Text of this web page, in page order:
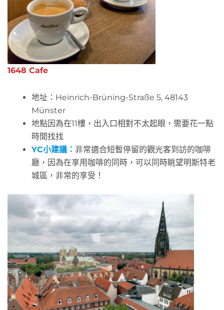
1648 Cafe
地址：Heinrich-Brüning-Straße 5, 48143
Münster
地點因為在11樓，出入口相對不太起眼，需要花一點
時間找找
YC小建議： 非常適合短暫停留的觀光客到訪的咖啡
廳，因為在享用咖啡的同時，可以同時眺望明斯特老
城區，非常的享受！